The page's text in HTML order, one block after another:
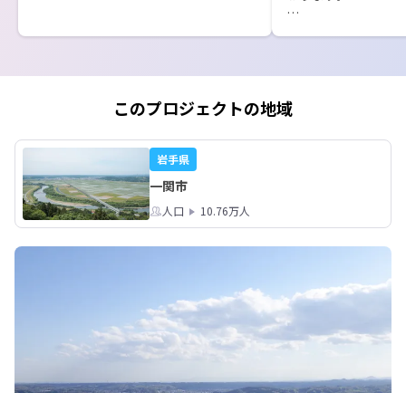
▼オンライン個別
https://smout.jp/
このプロジェクトの地域
岩手県
一関市
人口 10.76万人